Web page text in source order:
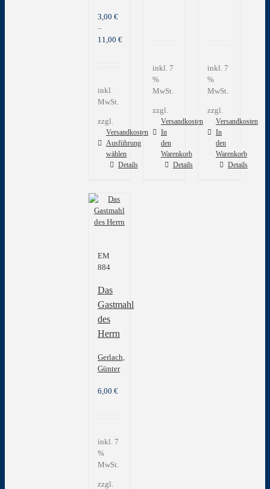
3,00 €
–
11,00 €
inkl.
MwSt.
zzgl.
Versandkosten
Ausführung
wählen
Dieses
mehrere
Varianten
auf.
können
auf
Produktseite
gewählt
Details
inkl. 7
%
MwSt.
zzgl.
Versandkosten
In
den
Warenkorb
Details
inkl. 7
%
MwSt.
zzgl.
Versandkosten
In
den
Warenkorb
Details
EM
884
Das
Gastmahl
des
Herrn
Gerlach,
Günter
6,00 €
inkl. 7
%
MwSt.
zzgl.